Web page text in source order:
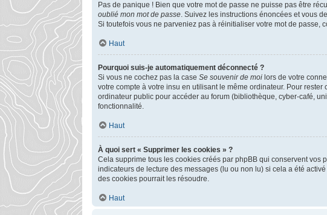
Pas de panique ! Bien que votre mot de passe ne puisse pas être
oublié mon mot de passe. Suivez les instructions énoncées et vous
Si toutefois vous ne parveniez pas à réinitialiser votre mot de passe,
Haut
Pourquoi suis-je automatiquement déconnecté ?
Si vous ne cochez pas la case Se souvenir de moi lors de votre
votre compte à votre insu en utilisant le même ordinateur. Pour rester
ordinateur public pour accéder au forum (bibliothèque, cyber-café,
fonctionnalité.
Haut
À quoi sert « Supprimer les cookies » ?
Cela supprime tous les cookies créés par phpBB qui conservent vos
indicateurs de lecture des messages (lu ou non lu) si cela a été
des cookies pourrait les résoudre.
Haut